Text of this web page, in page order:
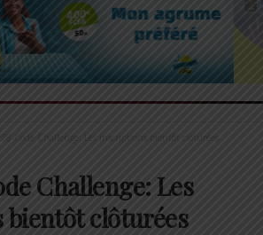
228 Code Challenge: Les inscriptions bientôt clôturées
Challenge: Les
clôturées